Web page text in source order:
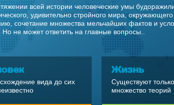
всей истории человеческие умы
удивительно стройного мира,
сочетание множества мельчайших фактов и
не может ответить на главные вопросы..
вида до сих
Жизнь
Существуют только
множество теорий